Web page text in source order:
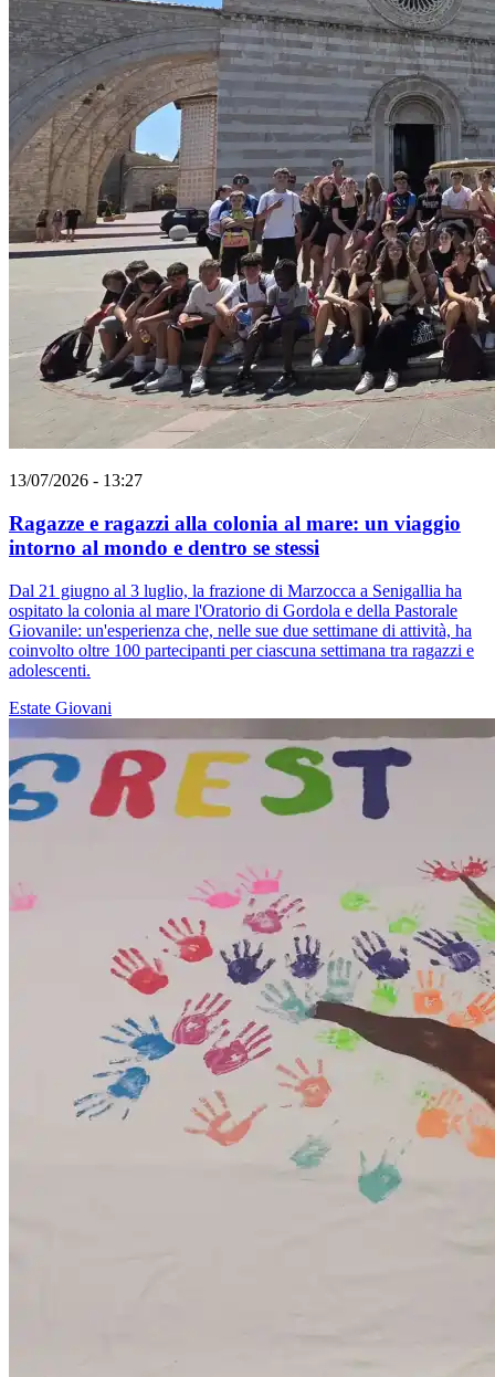
13/07/2026 - 13:27
Ragazze e ragazzi alla colonia al mare: un viaggio
intorno al mondo e dentro se stessi
Dal 21 giugno al 3 luglio, la frazione di Marzocca a Senigallia ha
ospitato la colonia al mare l'Oratorio di Gordola e della Pastorale
Giovanile: un'esperienza che, nelle sue due settimane di attività, ha
coinvolto oltre 100 partecipanti per ciascuna settimana tra ragazzi e
adolescenti.
Estate Giovani